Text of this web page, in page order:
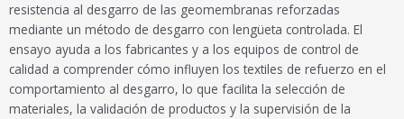
resistencia al desgarro de las geomembranas reforzadas
mediante un método de desgarro con lengüeta controlada. El
ensayo ayuda a los fabricantes y a los equipos de control de
calidad a comprender cómo influyen los textiles de refuerzo en el
comportamiento al desgarro, lo que facilita la selección de
materiales, la validación de productos y la supervisión de la